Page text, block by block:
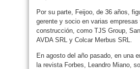
Por su parte, Feijoo, de 36 años,
gerente y socio en varias
construcción, como TJS Group,
AVDA SRL y Colcar Merbus SRL.
En agosto del año pasado, en una
la revista Forbes, Leandro Miano,